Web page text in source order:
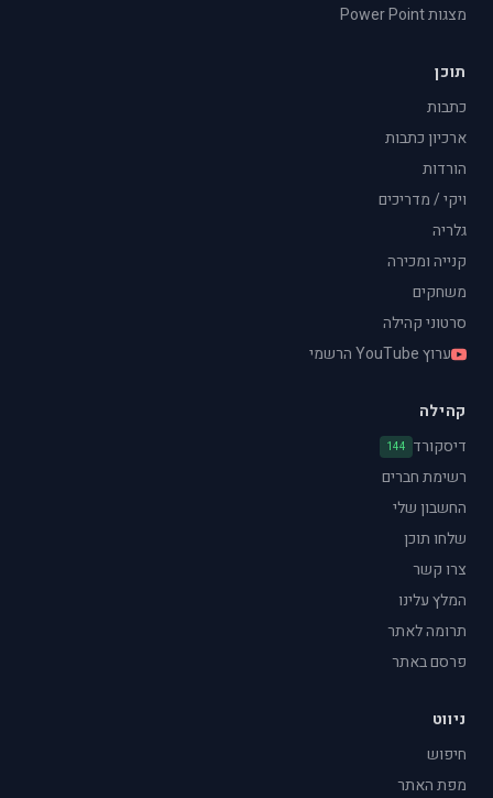
מצגות Power Point
תוכן
כתבות
ארכיון כתבות
הורדות
ויקי / מדריכים
גלריה
קנייה ומכירה
משחקים
סרטוני קהילה
ערוץ YouTube הרשמי
קהילה
דיסקורד 144
רשימת חברים
החשבון שלי
שלחו תוכן
צרו קשר
המלץ עלינו
תרומה לאתר
פרסם באתר
ניווט
חיפוש
מפת האתר